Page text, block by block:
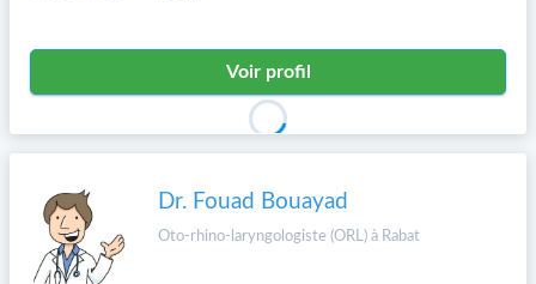
Voir profil
Dr. Fouad Bouayad
Oto-rhino-laryngologiste (ORL) à Rabat